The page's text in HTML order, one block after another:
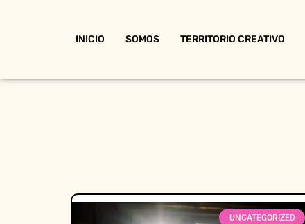
INICIO SOMOS TERRITORIO CREATIVO
UNCATEGORIZED